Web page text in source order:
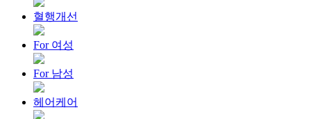
혈행개선
For 여성
For 남성
헤어케어